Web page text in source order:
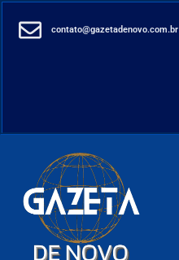
contato@gazetadenovo.com.br